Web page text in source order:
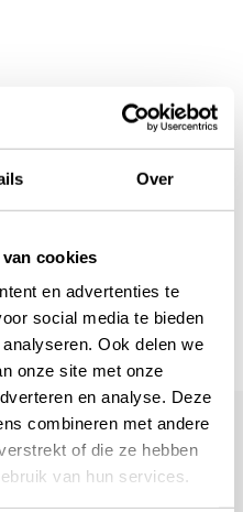
Over
cookies
en advertenties te
social media te bieden
Ook delen we
onze site met onze
en analyse. Deze
combineren met andere
of die ze hebben
van hun services.
von 1
Bewertungen | Trusted
sagen unsere